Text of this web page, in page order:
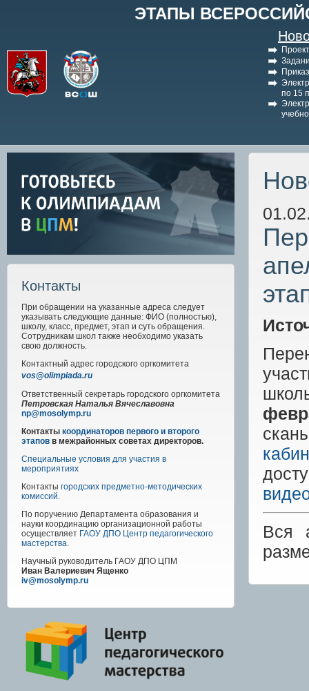
ЭТАПЫ
по 15
Контакты
При обращении на указанные адреса следует
указывать следующие данные: ФИО (полностью),
школу, класс, предмет, этап и суть обращения.
Сотрудникам школ также необходимо указать
свою должность.
Контактный адрес городского оргкомитета
vos@olimpiada.ru
Ответственный секретарь городского оргкомитета
Петровская Наталья Вячеславовна
np@mosolymp.ru
Контакты координаторов первого и второго
этапов в межрайонных советах директоров.
Специальные условия для участия в
мероприятиях
Контакты городских предметно-методических
комиссий.
По поручению Департамента образования и
науки координацию организационной работы
осуществляет ГАОУ ДПО Центр педагогического
мастерства.
Научный руководитель ГАОУ ДПО ЦПМ
Иван Валериевич Ященко
iv@mosolymp.ru
Вся